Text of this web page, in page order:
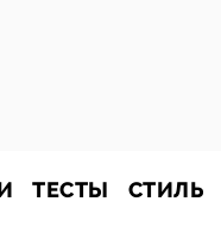
ТЕСТЫ СТИЛЬ